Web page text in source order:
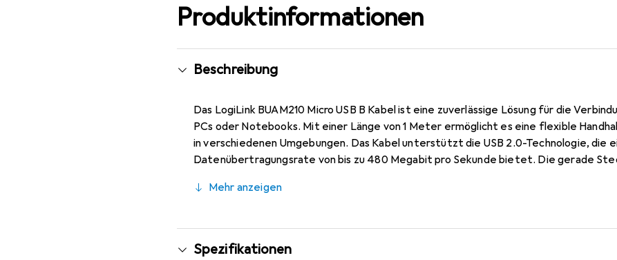
Produktinformationen
Beschreibung
Das LogiLink BUAM210 Micro USB B Kabel ist eine zuverlässige Lösung für die
PCs oder Notebooks. Mit einer Länge von 1 Meter ermöglicht es eine flexible
in verschiedenen Umgebungen. Das Kabel unterstützt die USB 2.0-Technologie, die
Datenübertragungsrate von bis zu 480 Megabit pro Sekunde bietet. Die gerade
Das LogiLink BUAM210 ist somit eine praktische Wahl für alle, die eine stabile und
Mehr anzeigen
Spezifikationen